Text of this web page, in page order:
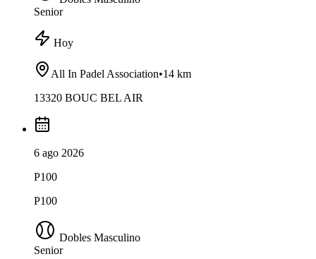
Senior
Hoy
All In Padel Association•14 km
13320 BOUC BEL AIR
6 ago 2026
P100
P100
Dobles Masculino
Senior